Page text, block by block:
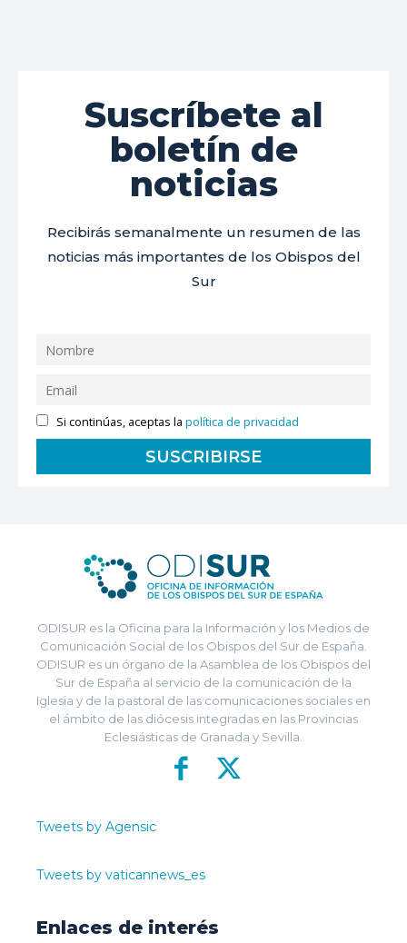
Suscríbete al
boletín de
noticias
Recibirás semanalmente un resumen de las
noticias más importantes de los Obispos del
Sur
Si continúas, aceptas lapolítica de privacidad
ODISUR es la Oficina para la Información y los Medios de
Comunicación Social de los Obispos del Sur de España.
ODISUR es un órgano de la Asamblea de los Obispos del
Sur de España al servicio de la comunicación de la
Iglesia y de la pastoral de las comunicaciones sociales en
el ámbito de las diócesis integradas en las Provincias
Eclesiásticas de Granada y Sevilla.
Tweets by Agensic
Tweets by vaticannews_es
Enlaces de interés